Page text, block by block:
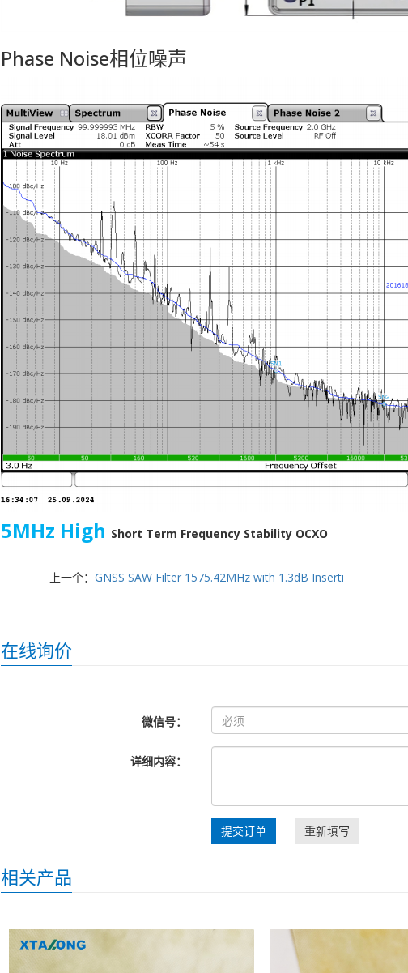
Phase Noise相位噪声
5MHz High Short Term Frequency Stability OCXO
上一个：GNSS SAW Filter 1575.42MHz with 1.3dB Inserti
在线询价
微信号：
详细内容：
提交订单 重新填写
相关产品